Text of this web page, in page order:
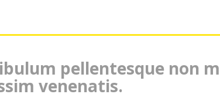
pellentesque non
venenatis.